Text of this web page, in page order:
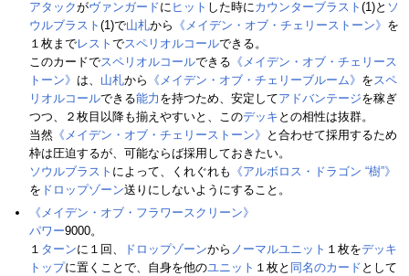
アタックがヴァンガードに ヒット した時にカウンターブラスト (1)と ソ
ウルブラスト (1)で山札から 《メイデン・オブ・チェリーストーン》 を
１枚までレスト でスペリオルコールできる。
このカードでスペリオルコールできる 《メイデン・オブ・チェリース
トーン》 は、 山札から 《メイデン・オブ・チェリーブルーム》 をスペ
リオルコールできる能力 を持つため、安定してアドバンテージを稼ぎ
つつ、２枚目以降も揃えやすいと、このデッキ との相性は抜群。
当然 《メイデン・オブ・チェリーストーン》 と合わせて採用するため
枠は圧迫するが、可能ならば採用しておきたい。
ソウルブラスト によって、くれぐれも 《アルボロス・ドラゴン “樹”》
を ドロップゾーン送りにしないようにすること。
《メイデン・オブ・フラワースクリーン》
パワー9000。
１ ターンに１回、 ドロップゾーンから ノーマルユニット １枚をデッキ
トップに置くことで、自身を他のユニット １枚と 同名のカード として